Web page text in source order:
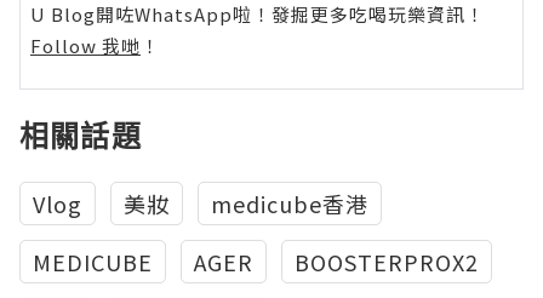
U Blog開咗WhatsApp啦！發掘更多吃喝玩樂資訊！
Follow 我哋 ！
相關話題
Vlog 美妝
medicube香港
MEDICUBE
AGER
BOOSTERPROX2